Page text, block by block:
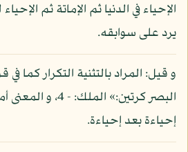
الإحياء في الدنيا ثم الإماتة ثم
يرد على سوابقه.
و قيل: المراد بالتثنية التكرار كما
البصر كرتين:» الملك:
إحياءة بعد إحياءة.